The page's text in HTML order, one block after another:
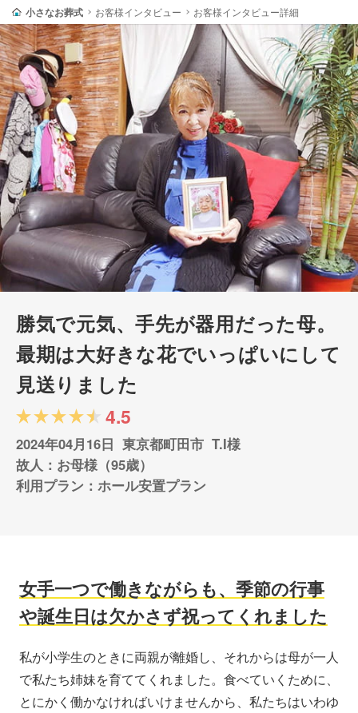
小さなお葬式 お客様インタビュー お客様インタビュー詳細
勝気で元気、手先が器用だった母。
最期は大好きな花でいっぱいにして
見送りました
4.5
2024年04月16日 東京都町田市 T.I様
故人：お母様（95歳）
利用プラン：ホール安置プラン
女手一つで働きながらも、季節の行事
や誕生日は欠かさず祝ってくれました
私が小学生のときに両親が離婚し、それからは母が一人
で私たち姉妹を育ててくれました。食べていくために、
とにかく働かなければいけませんから、私たちはいわゆ